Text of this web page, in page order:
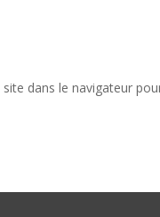
dans le navigateur